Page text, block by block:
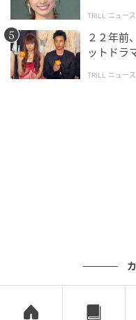
る、音楽への底知れ
鮮度」を与えている。
築することをいとわな
力は、完成された名声
ね？ ねぇ
の記事をも
TRILL ニュース
２２年前
ットドラ
TRILL ニュース